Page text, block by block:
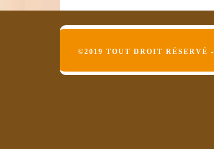
©2019 TOUT DROIT RÉSERVÉ -